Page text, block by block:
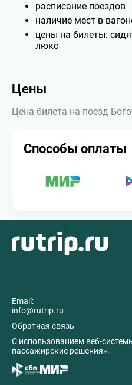
расписание поездов
наличие мест в
цены на билеты:
люкс
Цены
Цена билета на поезд
Способы оплаты
Email:
info@rutrip.ru
Обратная связь
C использованием веб-
пассажирские решения».